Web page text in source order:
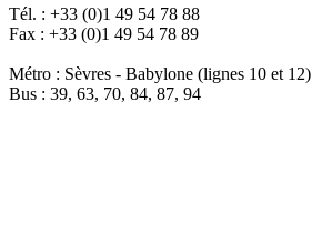
Tél. : +33 (0)1 49 54 78 88
Fax : +33 (0)1 49 54 78 89
Métro : Sèvres - Babylone (lignes 10 et 12)
Bus : 39, 63, 70, 84, 87, 94